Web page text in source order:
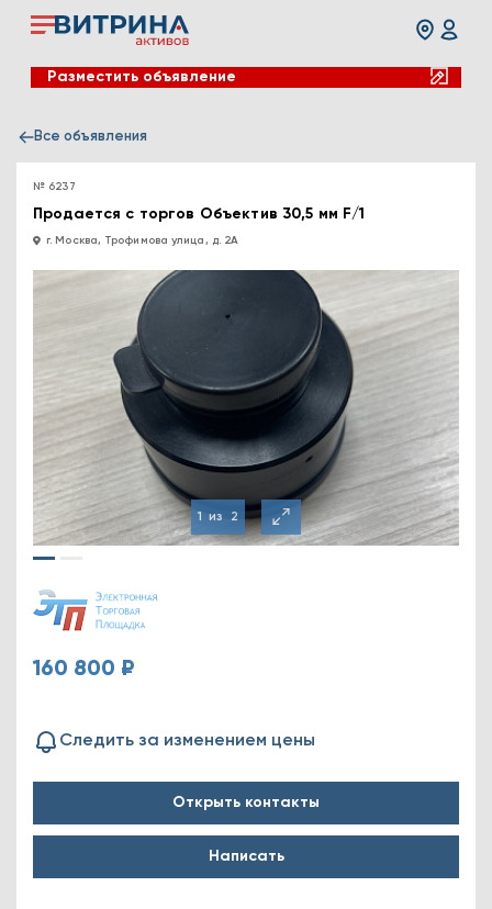
Разместить объявление
Все объявления
№ 6237
Продается с торгов Объектив 30,5 мм F/1
г. Москва, Трофимова улица, д. 2А
1 из 2
160 800 ₽
Следить за изменением цены
Открыть контакты
Написать